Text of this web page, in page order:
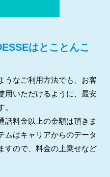
はとことんこ
うなご利用方法でも、お客
用いただけるように、最安
話料金以上の金額は頂きま
ムはキャリアからのデータ
すので、料金の上乗せなど